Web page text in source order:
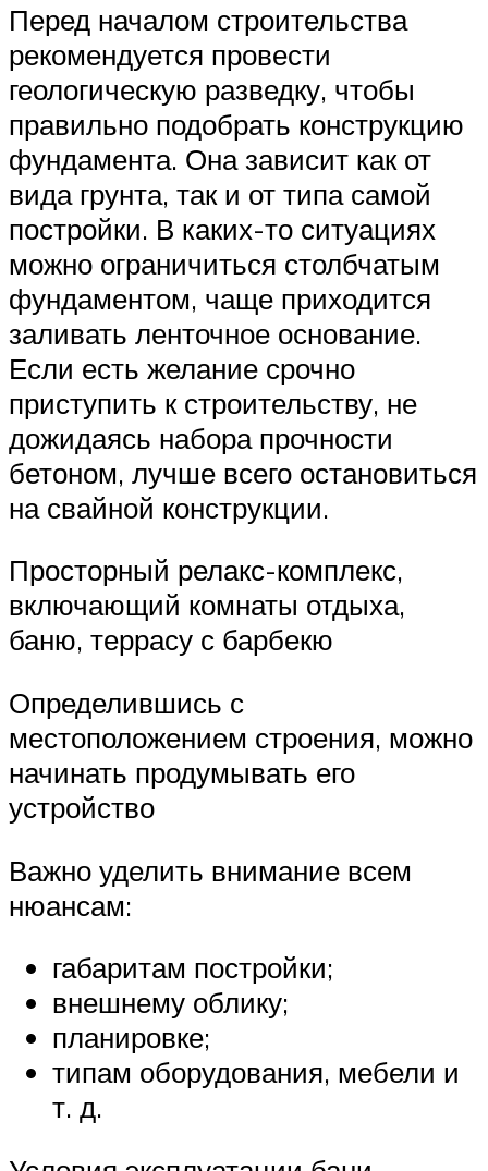
Перед началом строительства
рекомендуется провести
геологическую разведку, чтобы
правильно подобрать конструкцию
фундамента. Она зависит как от
вида грунта, так и от типа самой
постройки. В каких-то ситуациях
можно ограничиться столбчатым
фундаментом, чаще приходится
заливать ленточное основание.
Если есть желание срочно
приступить к строительству, не
дожидаясь набора прочности
бетоном, лучше всего остановиться
на свайной конструкции.
Просторный релакс-комплекс,
включающий комнаты отдыха,
баню, террасу с барбекю
Определившись с
местоположением строения, можно
начинать продумывать его
устройство
Важно уделить внимание всем
нюансам:
габаритам постройки;
внешнему облику;
планировке;
типам оборудования, мебели и
т. д.